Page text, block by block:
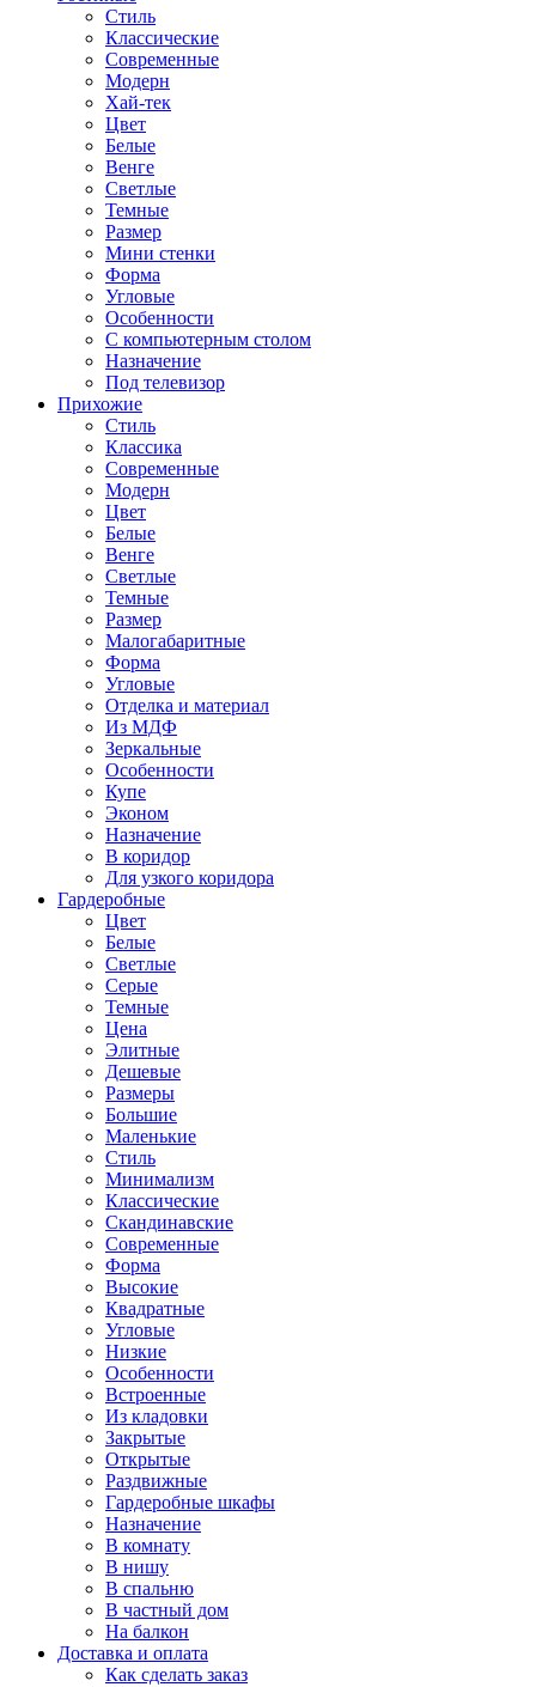
Стиль
Классические
Современные
Модерн
Хай-тек
Цвет
Белые
Венге
Светлые
Темные
Размер
Мини стенки
Форма
Угловые
Особенности
С компьютерным столом
Назначение
Под телевизор
Прихожие
Стиль
Классика
Современные
Модерн
Цвет
Белые
Венге
Светлые
Темные
Размер
Малогабаритные
Форма
Угловые
Отделка и материал
Из МДФ
Зеркальные
Особенности
Купе
Эконом
Назначение
В коридор
Для узкого коридора
Гардеробные
Цвет
Белые
Светлые
Серые
Темные
Цена
Элитные
Дешевые
Размеры
Большие
Маленькие
Стиль
Минимализм
Классические
Скандинавские
Современные
Форма
Высокие
Квадратные
Угловые
Низкие
Особенности
Встроенные
Из кладовки
Закрытые
Открытые
Раздвижные
Гардеробные шкафы
Назначение
В комнату
В нишу
В спальню
В частный дом
На балкон
Доставка и оплата
Как сделать заказ